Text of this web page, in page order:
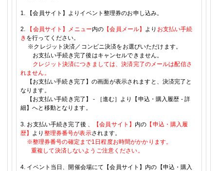
1. 【会員サイト】よりイベント整理券のお申し込み。
2. 【会員サイト】メニュー内の 【会員メール】 より お支払い手続
き を行ってください。
※クレジット決済／コンビニ決済をお選びいただけます。
お支払い手続き完了後はキャンセルできません。
クレジット決済につきましては、決済完了のメールは配信さ
れません。
【お支払い手続き完了】の画面が表示されますと、決済完了と
なります。
【お支払い手続き完了】
- ［進む］より【申込・購入履歴 - 詳
細】へと移動となります。
3. お支払い手続き完了後 、 【会員サイト】 内の 【申込・購入履
歴】 より 整理券番号が表示されます。
※整理券番号の確定まで1 日程度お時間がかかります。
重複して決済しないようご注意ください。
4. イベント当日、開催会場にて【会員サイト】内の【申込・購入